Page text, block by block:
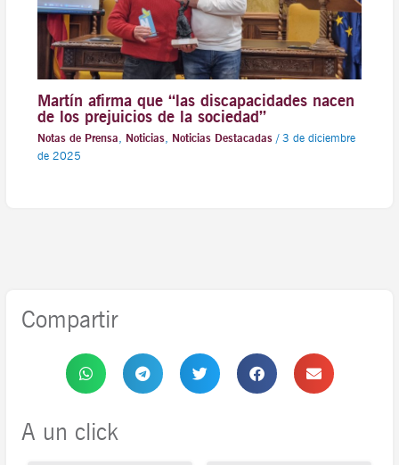
Martín afirma que “las discapacidades nacen
de los prejuicios de la sociedad”
Notas de Prensa, Noticias, Noticias Destacadas/ 3 de diciembre
de 2025
Compartir
A un click